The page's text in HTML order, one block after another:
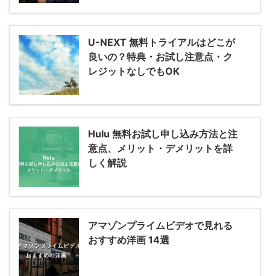
U-NEXT 無料トライアルはどこが
良いの？特典・お試し注意点・ク
レジットなしでもOK
Hulu 無料お試し申し込み方法と注
意点、メリット・デメリットを詳
しく解説
アマゾンプライムビデオで見れる
おすすめ洋画 14選